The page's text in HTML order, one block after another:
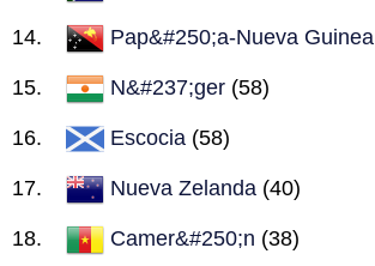
Pap&#250;a-Nueva Guinea
N&#237;ger (58)
Escocia (58)
Nueva Zelanda (40)
Camer&#250;n (38)